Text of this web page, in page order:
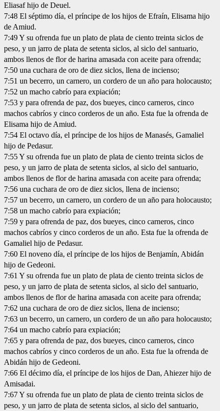
Eliasaf hijo de Deuel.
7:48 El séptimo día, el príncipe de los hijos de Efraín, Elisama hijo
de Amiud.
7:49 Y su ofrenda fue un plato de plata de ciento treinta siclos de
peso, y un jarro de plata de setenta siclos, al siclo del santuario,
ambos llenos de flor de harina amasada con aceite para ofrenda;
7:50 una cuchara de oro de diez siclos, llena de incienso;
7:51 un becerro, un carnero, un cordero de un año para holocausto;
7:52 un macho cabrío para expiación;
7:53 y para ofrenda de paz, dos bueyes, cinco carneros, cinco
machos cabríos y cinco corderos de un año. Esta fue la ofrenda de
Elisama hijo de Amiud.
7:54 El octavo día, el príncipe de los hijos de Manasés, Gamaliel
hijo de Pedasur.
7:55 Y su ofrenda fue un plato de plata de ciento treinta siclos de
peso, y un jarro de plata de setenta siclos, al siclo del santuario,
ambos llenos de flor de harina amasada con aceite para ofrenda;
7:56 una cuchara de oro de diez siclos, llena de incienso;
7:57 un becerro, un carnero, un cordero de un año para holocausto;
7:58 un macho cabrío para expiación;
7:59 y para ofrenda de paz, dos bueyes, cinco carneros, cinco
machos cabríos y cinco corderos de un año. Esta fue la ofrenda de
Gamaliel hijo de Pedasur.
7:60 El noveno día, el príncipe de los hijos de Benjamín, Abidán
hijo de Gedeoni.
7:61 Y su ofrenda fue un plato de plata de ciento treinta siclos de
peso, y un jarro de plata de setenta siclos, al siclo del santuario,
ambos llenos de flor de harina amasada con aceite para ofrenda;
7:62 una cuchara de oro de diez siclos, llena de incienso;
7:63 un becerro, un carnero, un cordero de un año para holocausto;
7:64 un macho cabrío para expiación;
7:65 y para ofrenda de paz, dos bueyes, cinco carneros, cinco
machos cabríos y cinco corderos de un año. Esta fue la ofrenda de
Abidán hijo de Gedeoni.
7:66 El décimo día, el príncipe de los hijos de Dan, Ahiezer hijo de
Amisadai.
7:67 Y su ofrenda fue un plato de plata de ciento treinta siclos de
peso, y un jarro de plata de setenta siclos, al siclo del santuario,